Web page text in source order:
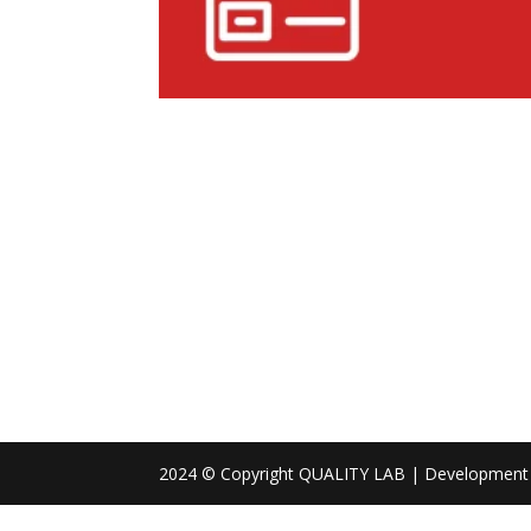
2024 © Copyright QUALITY LAB | Development